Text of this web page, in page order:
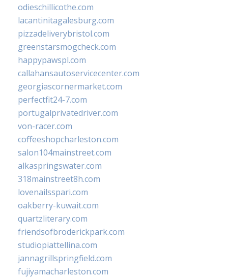
odieschillicothe.com
lacantinitagalesburg.com
pizzadeliverybristol.com
greenstarsmogcheck.com
happypawspl.com
callahansautoservicecenter.com
georgiascornermarket.com
perfectfit24-7.com
portugalprivatedriver.com
von-racer.com
coffeeshopcharleston.com
salon104mainstreet.com
alkaspringswater.com
318mainstreet8h.com
lovenailsspari.com
oakberry-kuwait.com
quartzliterary.com
friendsofbroderickpark.com
studiopiattellina.com
jannagrillspringfield.com
fujiyamacharleston.com